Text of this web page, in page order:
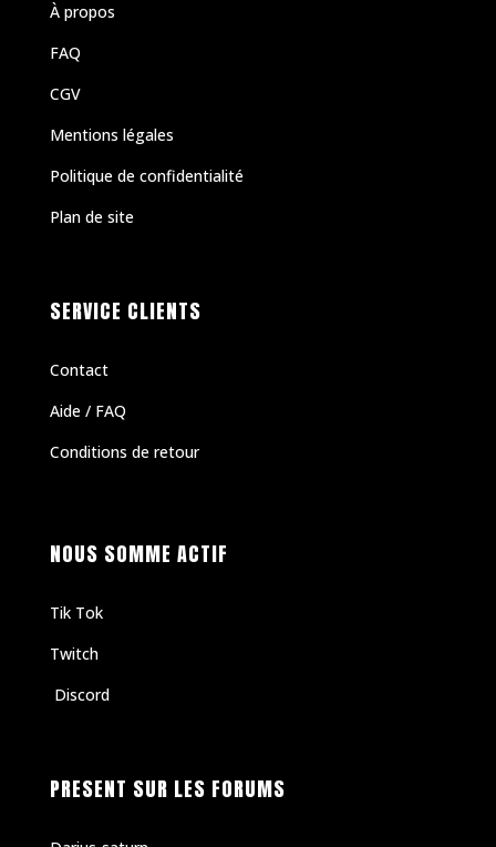
À propos
FAQ
CGV
Mentions légales
Politique de confidentialité
Plan de site
SERVICE CLIENTS
Contact
Aide / FAQ
Conditions de retour
NOUS SOMME ACTIF
Tik Tok
Twitch
Discord
PRESENT SUR LES FORUMS